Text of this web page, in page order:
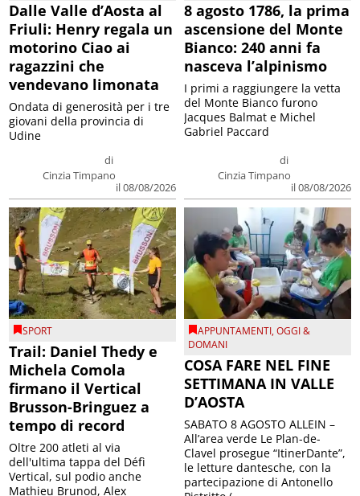
Dalle Valle d’Aosta al
Friuli: Henry regala un
motorino Ciao ai
ragazzini che
vendevano limonata
di
Cinzia Timpano
il 08/08/2026
Ondata di generosità per i tre
giovani della provincia di
Udine
8 agosto 1786, la prima
ascensione del Monte
Bianco: 240 anni fa
nasceva l’alpinismo
di
Cinzia Timpano
il 08/08/2026
I primi a raggiungere la vetta
del Monte Bianco furono
Jacques Balmat e Michel
Gabriel Paccard
SPORT
Trail: Daniel Thedy e
Michela Comola
firmano il Vertical
Brusson-Bringuez a
tempo di record
Oltre 200 atleti al via
dell'ultima tappa del Défì
Vertical, sul podio anche
Mathieu Brunod, Alex
APPUNTAMENTI,OGGI &
DOMANI
COSA FARE NEL FINE
SETTIMANA IN VALLE
D’AOSTA
SABATO 8 AGOSTO ALLEIN –
All’area verde Le Plan-de-
Clavel prosegue “ItinerDante”,
le letture dantesche, con la
partecipazione di Antonello